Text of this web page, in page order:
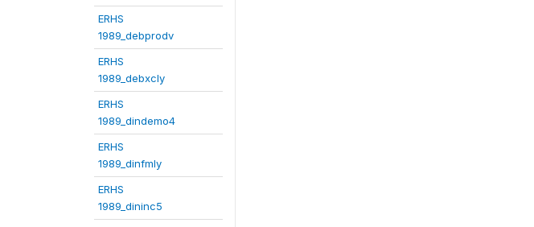
ERHS
1989_debprodv
ERHS
1989_debxcly
ERHS
1989_dindemo4
ERHS
1989_dinfmly
ERHS
1989_dininc5